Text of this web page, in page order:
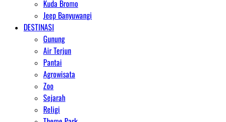
Kuda Bromo
Jeep Banyuwangi
DESTINASI
Gunung
Air Terjun
Pantai
Agrowisata
Zoo
Sejarah
Religi